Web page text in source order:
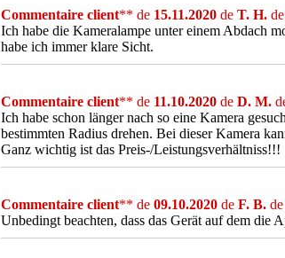
Commentaire client** de 15.11.2020 de T. H. de
Ich habe die Kameralampe unter einem Abdach
habe ich immer klare Sicht.
Commentaire client** de 11.10.2020 de D. M.
Ich habe schon länger nach so eine Kamera
bestimmten Radius drehen. Bei dieser Kamera
Ganz wichtig ist das Preis-/Leistungsverhältniss!!!
Commentaire client** de 09.10.2020 de F. B. de
Unbedingt beachten, dass das Gerät auf dem